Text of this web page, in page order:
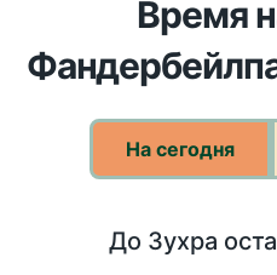
Время
На сегодня
До Зухра